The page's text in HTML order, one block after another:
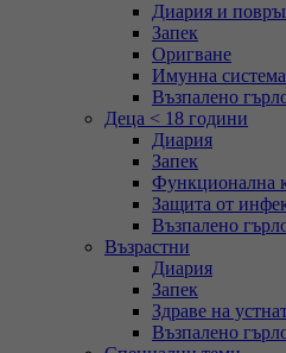
Диария и
Запек
Оригване
Имунна система
Възпалено
Деца < 18 години
Диария
Запек
Функционална
Защита от
Възпалено
Възрастни
Диария
Запек
Здраве на
Възпалено